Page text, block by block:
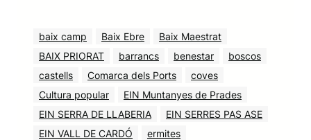
baix camp Baix Ebre
Baix Maestrat
BAIX PRIORAT
barrancs benestar
boscos
castells
Comarca dels Ports
coves
Cultura popular
EIN Muntanyes de Prades
EIN SERRA DE LLABERIA
EIN SERRES PAS ASE
EIN VALL DE CARDÓ
ermites